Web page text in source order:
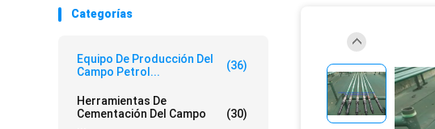
Categorías
Equipo De Producción Del
Campo Petrol...
(36)
Herramientas De
Cementación Del Campo
(30)